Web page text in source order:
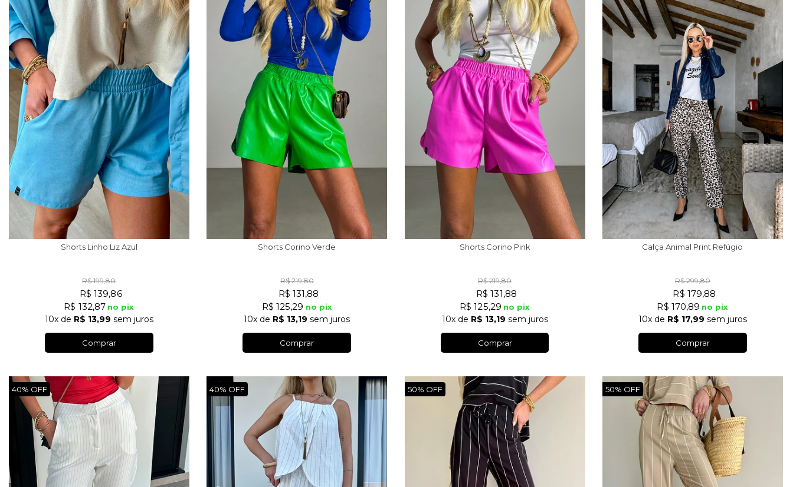
Shorts Linho Liz Azul
R$ 199,80
R$ 139,86
R$ 132,87 no pix
10xde R$ 13,99 sem juros
Comprar
Shorts Corino Verde
R$ 219,80
R$ 131,88
R$ 125,29 no pix
10x de R$ 13,19 sem juros
Comprar
Shorts Corino Pink
R$ 219,80
R$ 131,88
R$ 125,29 no pix
10xde R$ 13,19 sem juros
Comprar
Calça Animal Print Refúgio
R$ 299,80
R$ 179,88
R$ 170,89 no pix
10xde R$ 17,99 sem juros
Comprar
40% 40% 50% 50%